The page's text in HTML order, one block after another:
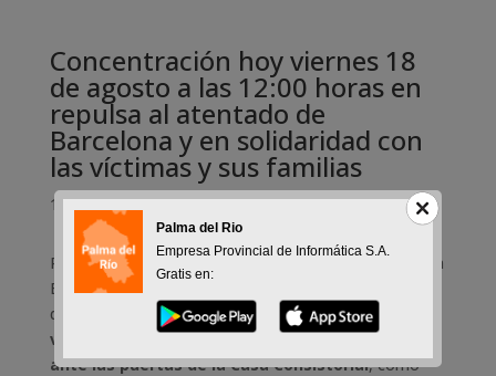
Concentración hoy viernes 18
de agosto a las 12:00 horas en
repulsa al atentado de
Barcelona y en solidaridad con
las víctimas y sus familias
18-08-2017
Respondiendo a la petición realizada por la Federación
Española de Municipios y Provincias, el Ayuntamiento
de Palma del Río convoca a la ciudadanía a asistir hoy
viernes a las 12:00 horas a una concentración
ante las puertas de la Casa Consistorial, como
Palma del Rio
Empresa Provincial de Informática S.A.
Gratis en: